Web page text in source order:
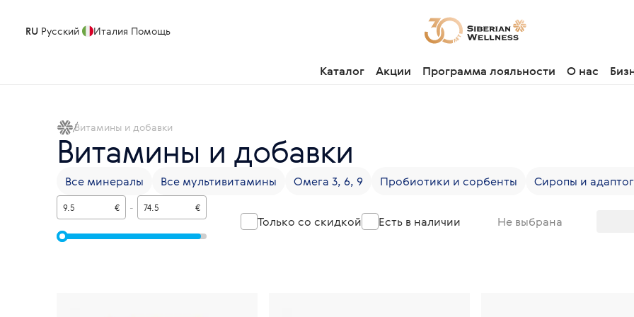
RU Русский Италия Помощь
Каталог Акции Программа лояльности О нас
Витамины и добавки
Витамины и добавки
Все минералы Все мультивитамины Омега 3, 6, 9 Пробиотики и сорбенты Сиропы и
Не выбрана
€ - €
Только со скидкой Есть в наличии